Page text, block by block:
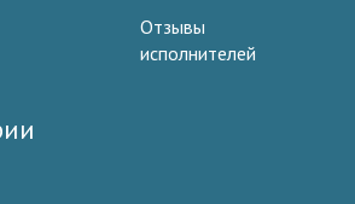
Отзывы
исполнителей